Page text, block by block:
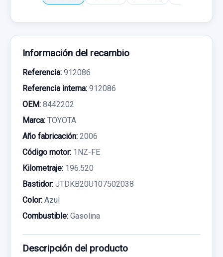
Información del recambio
Referencia: 912086
Referencia interna: 912086
OEM: 8442202
Marca: TOYOTA
Año fabricación: 2006
Código motor: 1NZ-FE
Kilometraje: 196.520
Bastidor: JTDKB20U107502038
Color: Azul
Combustible: Gasolina
Descripción del producto